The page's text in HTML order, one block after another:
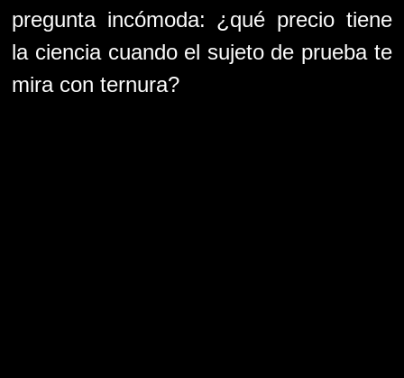
pregunta incómoda: ¿qué precio tiene
la ciencia cuando el sujeto de prueba te
mira con ternura?